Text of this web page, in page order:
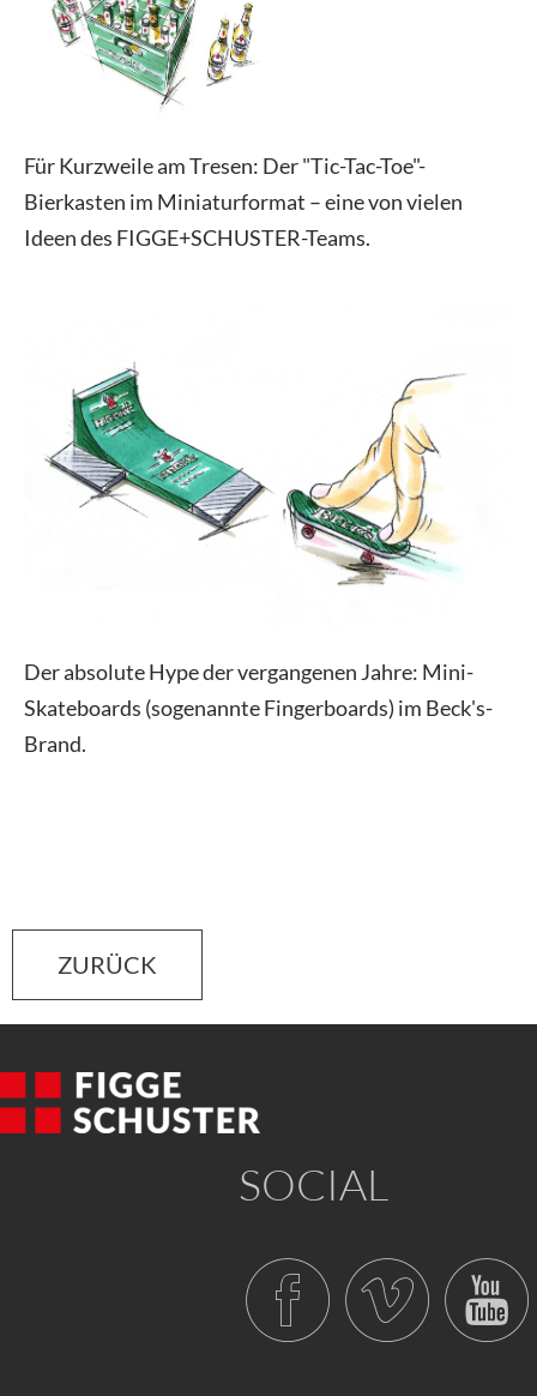
Für Kurzweile am Tresen: Der "Tic-Tac-Toe"-
Bierkasten im Miniaturformat – eine von vielen
Ideen des FIGGE+SCHUSTER-Teams.
Der absolute Hype der vergangenen Jahre: Mini-
Skateboards (sogenannte Fingerboards) im Beck's-
Brand.
ZURÜCK
SOCIAL